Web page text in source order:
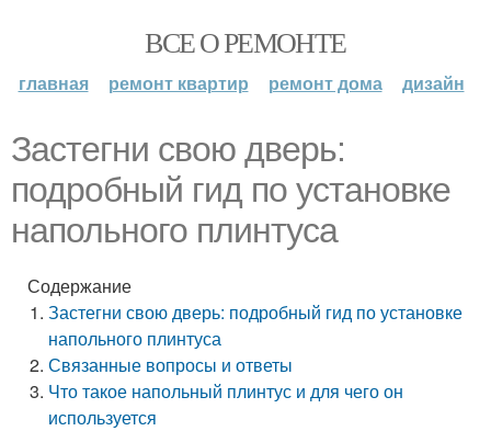
ВСЕ О РЕМОНТЕ
главная ремонт квартир ремонт дома дизайн
Застегни свою дверь:
подробный гид по установке
напольного плинтуса
Содержание
Застегни свою дверь: подробный гид по установке
напольного плинтуса
Связанные вопросы и ответы
Что такое напольный плинтус и для чего он
используется